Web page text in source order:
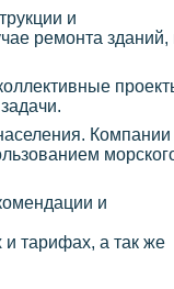
и
ремонта зданий,
Компании
и
тарифах, а так же